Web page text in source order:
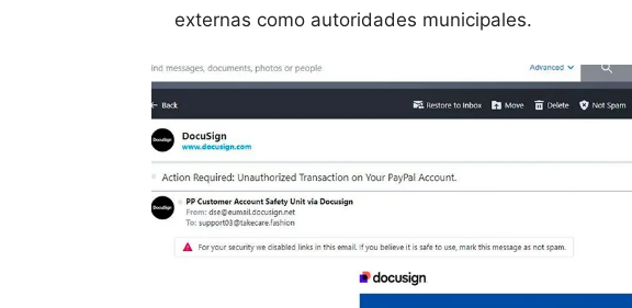
externas como autoridades municipales.